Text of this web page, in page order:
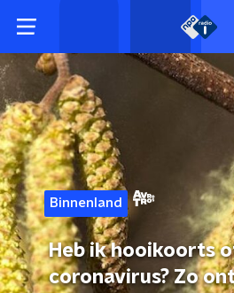
Binnenland
Heb ik hooikoorts
coronavirus? Zo